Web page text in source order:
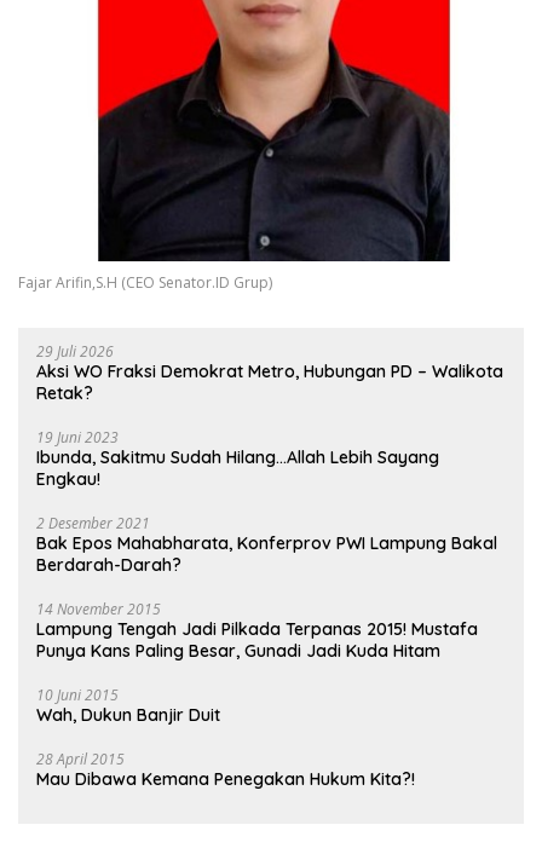
Fajar Arifin,S.H (CEO Senator.ID Grup)
29 Juli 2026
Aksi WO Fraksi Demokrat Metro, Hubungan PD – Walikota
Retak?
19 Juni 2023
Ibunda, Sakitmu Sudah Hilang…Allah Lebih Sayang
Engkau!
2 Desember 2021
Bak Epos Mahabharata, Konferprov PWI Lampung Bakal
Berdarah-Darah?
14 November 2015
Lampung Tengah Jadi Pilkada Terpanas 2015! Mustafa
Punya Kans Paling Besar, Gunadi Jadi Kuda Hitam
10 Juni 2015
Wah, Dukun Banjir Duit
28 April 2015
Mau Dibawa Kemana Penegakan Hukum Kita?!